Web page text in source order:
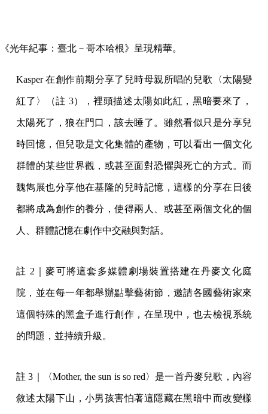
《光年紀事：臺北－哥本哈根》呈現精華。
Kasper 在創作前期分享了兒時母親所唱的兒歌〈太陽變
紅了〉（註 3），裡頭描述太陽如此紅，黑暗要來了，
太陽死了，狼在門口，該去睡了。雖然看似只是分享兒
時回憶，但兒歌是文化集體的產物，可以看出一個文化
群體的某些世界觀，或甚至面對恐懼與死亡的方式。而
魏雋展也分享他在基隆的兒時記憶，這樣的分享在日後
都將成為創作的養分，使得兩人、或甚至兩個文化的個
人、群體記憶在劇作中交融與對話。
註 2｜麥可將這套多媒體劇場裝置搭建在丹麥文化庭
院，並在每一年都舉辦點擊藝術節，邀請各國藝術家來
這個特殊的黑盒子進行創作，在呈現中，也去檢視系統
的問題，並持續升級。
註 3｜〈Mother, the sun is so red〉是一首丹麥兒歌，內容
敘述太陽下山，小男孩害怕著這隱藏在黑暗中而改變樣